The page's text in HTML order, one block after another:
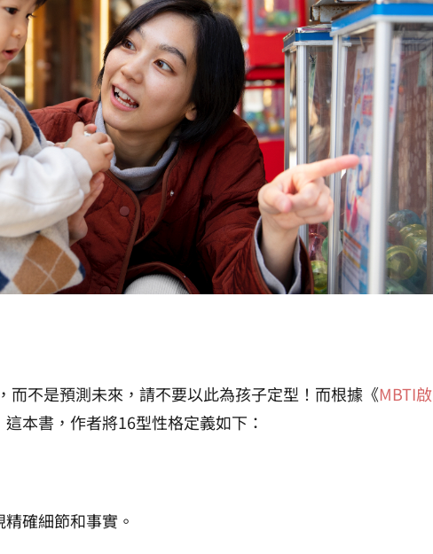
而不是預測未來，請不要以此為孩子定型！而根據《MBTI啟
這本書，作者將16型性格定義如下：
確細節和事實。